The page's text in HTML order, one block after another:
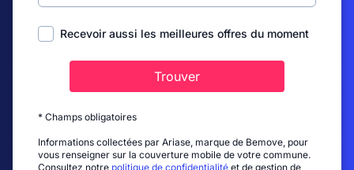
Recevoir aussi les meilleures offres du moment
Trouver
* Champs obligatoires
Informations collectées par Ariase, marque de Bemove, pour
vous renseigner sur la couverture mobile de votre commune.
Consultez notre politique de confidentialité et de gestion de